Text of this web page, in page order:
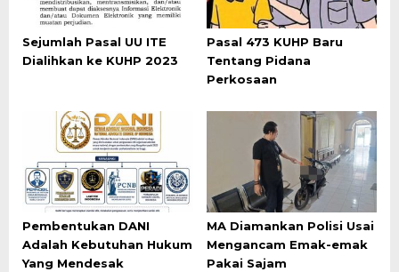
Sejumlah Pasal UU ITE
Dialihkan ke KUHP 2023
Pasal 473 KUHP Baru
Tentang Pidana
Perkosaan
Pembentukan DANI
Adalah Kebutuhan Hukum
Yang Mendesak
MA Diamankan Polisi Usai
Mengancam Emak-emak
Pakai Sajam